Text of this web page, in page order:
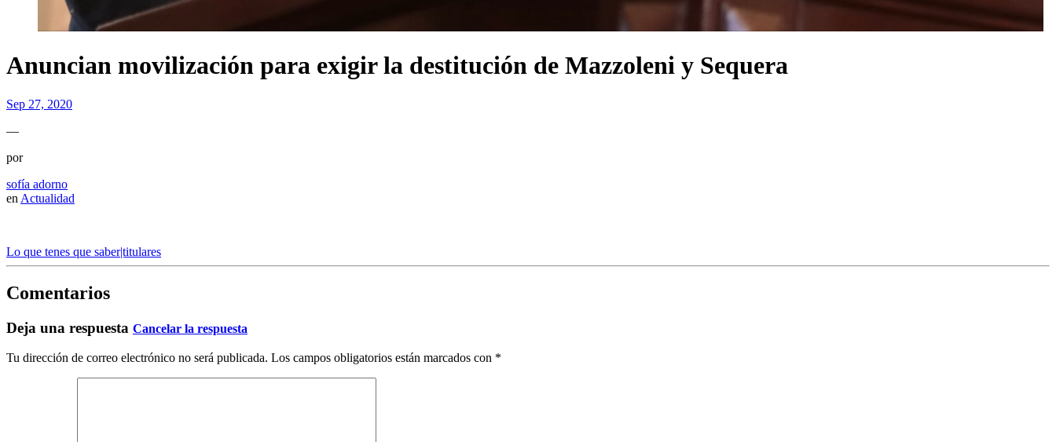
Anuncian movilización para exigir la destitución de Mazzoleni y Sequera
Sep 27, 2020
—
por
sofía adorno
en Actualidad
Lo que tenes que saber|titulares
Comentarios
Deja una respuesta Cancelar la respuesta
Tu dirección de correo electrónico no será publicada. Los campos obligatorios están marcados con *